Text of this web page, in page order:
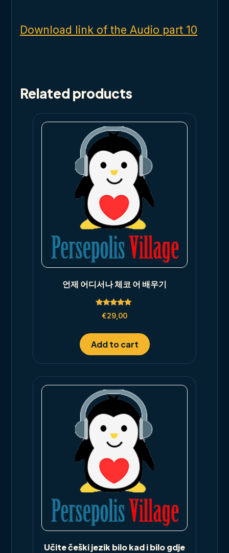
Download link of the Audio part 10
Related products
언제 어디서나 체코 어 배우기
Rated
5.00
€29,00
Add to cart
Učite češki jezik bilo kad i bilo gdje